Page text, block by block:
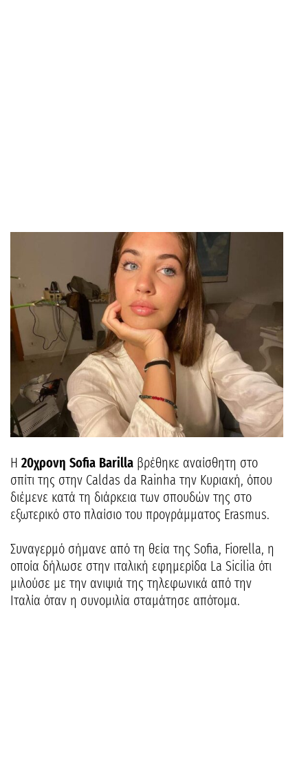
Η 20χρονη Sofia Barilla βρέθηκε αναίσθητη στο
σπίτι της στην Caldas da Rainha την Κυριακή, όπου
διέμενε κατά τη διάρκεια των σπουδών της στο
εξωτερικό στο πλαίσιο του προγράμματος Erasmus.
Συναγερμό σήμανε από τη θεία της Sofia, Fiorella, η
οποία δήλωσε στην ιταλική εφημερίδα La Sicilia ότι
μιλούσε με την ανιψιά της τηλεφωνικά από την
Ιταλία όταν η συνομιλία σταμάτησε απότομα.